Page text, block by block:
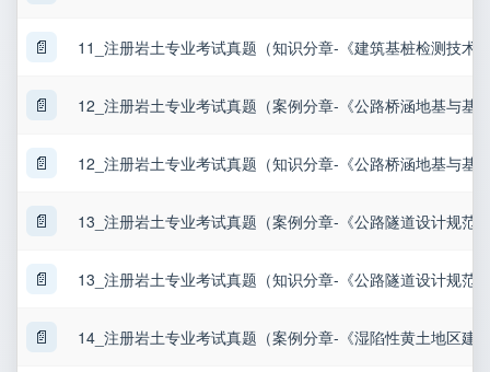
📄 11_注册岩土专业考试真题（知识分章-《建筑基桩检测技术
📄 12_注册岩土专业考试真题（案例分章-《公路桥涵地基与基
📄 12_注册岩土专业考试真题（知识分章-《公路桥涵地基与基
📄 13_注册岩土专业考试真题（案例分章-《公路隧道设计规范
📄 13_注册岩土专业考试真题（知识分章-《公路隧道设计规范
📄 14_注册岩土专业考试真题（案例分章-《湿陷性黄土地区建